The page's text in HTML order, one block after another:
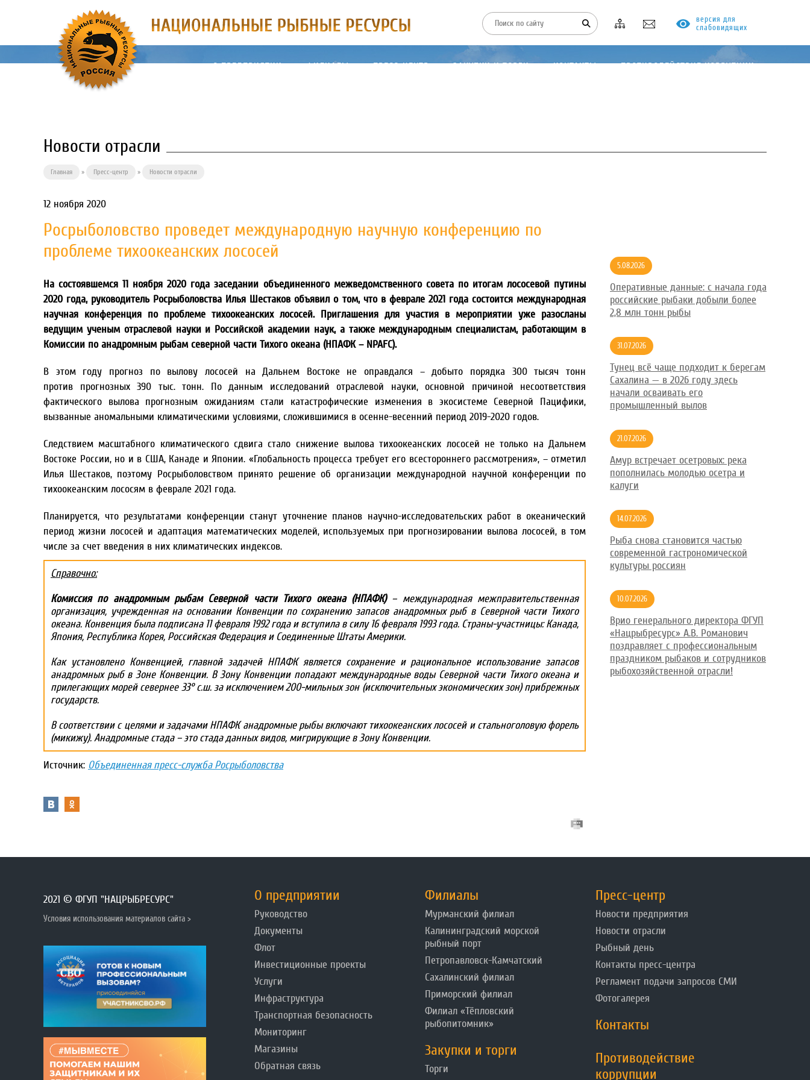
версия для
слабовидящих
О ПРЕДПРИЯТИИ ФИЛИАЛЫ ПРЕСС-ЦЕНТР ЗАКУПКИ И ТОРГИ КОНТАКТЫ ПРОТИВОДЕЙСТВИЕ КОРРУПЦИИ
Новости отрасли
Главная » Пресс-центр » Новости отрасли
12 ноября 2020
Росрыболовство проведет международную научную конференцию по
проблеме тихоокеанских лососей
На состоявшемся 11 ноября 2020 года заседании объединенного межведомственного совета по итогам лососевой путины
2020 года, руководитель Росрыболовства Илья Шестаков объявил о том, что в феврале 2021 года состоится международная
научная конференция по проблеме тихоокеанских лососей. Приглашения для участия в мероприятии уже разосланы
ведущим ученым отраслевой науки и Российской академии наук, а также международным специалистам, работающим в
Комиссии по анадромным рыбам северной части Тихого океана (НПАФК – NPAFC).
В этом году прогноз по вылову лососей на Дальнем Востоке не оправдался – добыто порядка 300 тысяч тонн
против прогнозных 390 тыс. тонн. По данным исследований отраслевой науки, основной причиной несоответствия
фактического вылова прогнозным ожиданиям стали катастрофические изменения в экосистеме Северной Пацифики,
вызванные аномальными климатическими условиями, сложившимися в осенне-весенний период 2019-2020 годов.
Следствием масштабного климатического сдвига стало снижение вылова тихоокеанских лососей не только на Дальнем
Востоке России, но и в США, Канаде и Японии. «Глобальность процесса требует его всестороннего рассмотрения», – отметил
Илья Шестаков, поэтому Росрыболовством принято решение об организации международной научной конференции по
тихоокеанским лососям в феврале 2021 года.
Планируется, что результатами конференции станут уточнение планов научно-исследовательских работ в океанический
период жизни лососей и адаптация математических моделей, используемых при прогнозировании вылова лососей, в том
числе за счет введения в них климатических индексов.
Справочно:
Комиссия по анадромным рыбам Северной части Тихого океана (НПАФК)– международная межправительственная
организация, учрежденная на основании Конвенции по сохранению запасов анадромных рыб в Северной части Тихого
океана. Конвенция была подписана 11 февраля 1992 года и вступила в силу 16 февраля 1993 года. Страны-участницы: Канада,
Япония, Республика Корея, Российская Федерация и Соединенные Штаты Америки.
Как установлено Конвенцией, главной задачей НПАФК является сохранение и рациональное использование запасов
анадромных рыб в Зоне Конвенции. В Зону Конвенции попадают международные воды Северной части Тихого океана и
прилегающих морей севернее 33° с.ш. за исключением 200-мильных зон (исключительных экономических зон) прибрежных
государств.
В соответствии с целями и задачами НПАФК анадромные рыбы включают тихоокеанских лососей и стальноголовую форель
(микижу). Анадромные стада – это стада данных видов, мигрирующие в Зону Конвенции.
Источник: Объединенная пресс-служба Росрыболовства
5.08.2026
Оперативные данные: с начала года
российские рыбаки добыли более
2,8 млн тонн рыбы
31.07.2026
Тунец всё чаще подходит к берегам
Сахалина — в 2026 году здесь
начали осваивать его
промышленный вылов
21.07.2026
Амур встречает осетровых: река
пополнилась молодью осетра и
калуги
14.07.2026
Рыба снова становится частью
современной гастрономической
культуры россиян
10.07.2026
Врио генерального директора ФГУП
«Нацрыбресурс» А.В. Романович
поздравляет с профессиональным
праздником рыбаков и сотрудников
рыбохозяйственной отрасли!
2021 © ФГУП "НАЦРЫБРЕСУРС"
Условия использования материалов сайта >
О предприятии
Руководство
Документы
Флот
Инвестиционные проекты
Услуги
Инфраструктура
Транспортная безопасность
Мониторинг
Магазины
Обратная связь
Филиалы
Мурманский филиал
Калининградский морской
рыбный порт
Петропавловск-Камчатский
Сахалинский филиал
Приморский филиал
Филиал «Тёпловский
рыбопитомник»
Закупки и торги
Торги
Пресс-центр
Новости предприятия
Новости отрасли
Рыбный день
Контакты пресс-центра
Регламент подачи запросов СМИ
Фотогалерея
Контакты
Противодействие
коррупции